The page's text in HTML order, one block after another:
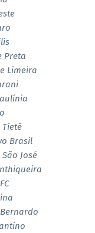
Preta
Limeira
Tietê
Brasil
José